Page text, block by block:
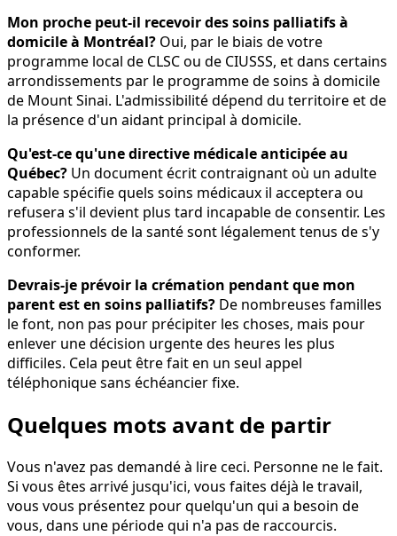
Mon proche peut-il recevoir des soins palliatifs à
domicile à Montréal? Oui, par le biais de votre
programme local de CLSC ou de CIUSSS, et dans certains
arrondissements par le programme de soins à domicile
de Mount Sinai. L'admissibilité dépend du territoire et de
la présence d'un aidant principal à domicile.
Qu'est-ce qu'une directive médicale anticipée au
Québec? Un document écrit contraignant où un adulte
capable spécifie quels soins médicaux il acceptera ou
refusera s'il devient plus tard incapable de consentir. Les
professionnels de la santé sont légalement tenus de s'y
conformer.
Devrais-je prévoir la crémation pendant que mon
parent est en soins palliatifs? De nombreuses familles
le font, non pas pour précipiter les choses, mais pour
enlever une décision urgente des heures les plus
difficiles. Cela peut être fait en un seul appel
téléphonique sans échéancier fixe.
Quelques mots avant de partir
Vous n'avez pas demandé à lire ceci. Personne ne le fait.
Si vous êtes arrivé jusqu'ici, vous faites déjà le travail,
vous vous présentez pour quelqu'un qui a besoin de
vous, dans une période qui n'a pas de raccourcis.